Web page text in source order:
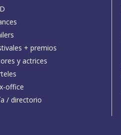
+ premios
y actrices
office
/ directorio